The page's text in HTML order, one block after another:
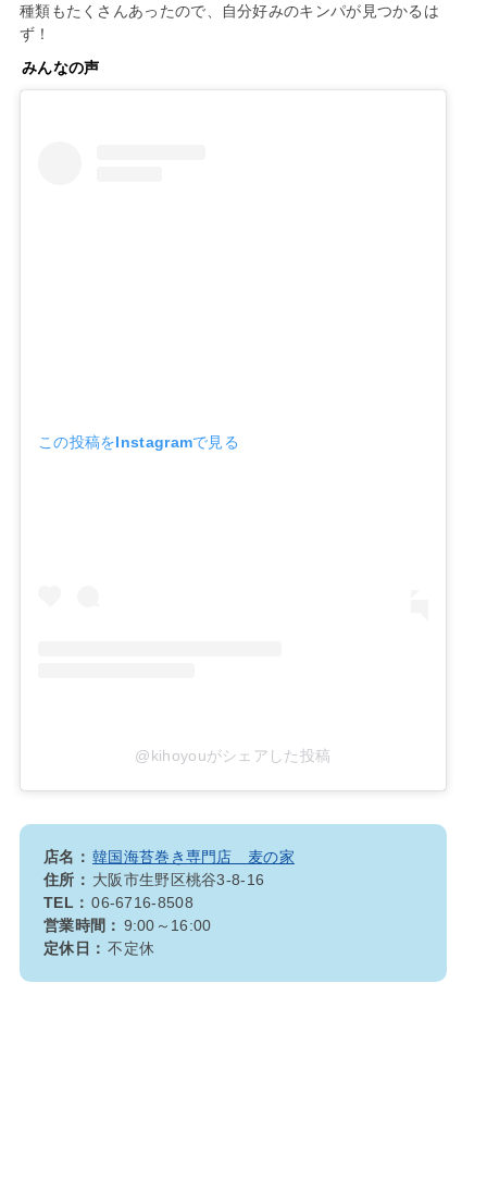
種類もたくさんあったので、自分好みのキンパが見つかるは
ず！
みんなの声
この投稿をInstagramで見る
@kihoyouがシェアした投稿
店名： 韓国海苔巻き専門店 麦の家
住所： 大阪市生野区桃谷3-8-16
TEL： 06-6716-8508
営業時間： 9:00～16:00
定休日： 不定休